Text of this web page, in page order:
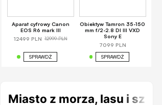
Aparat cyfrowy Canon
EOS R6 mark III
12499 PLN 12999 PLN
SPRAWDŹ
Obiektyw Tamron 35-150
mm f/2-2.8 DI III VXD
Sony E
7099 PLN
SPRAWDŹ